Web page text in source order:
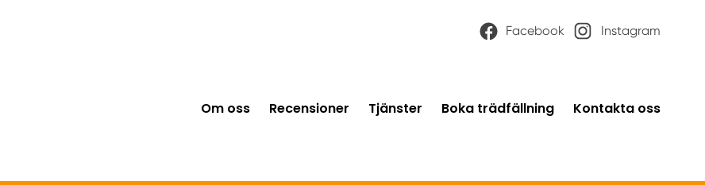
Facebook Instagram
Om oss Recensioner Tjänster Boka trädfällning Kontakta oss